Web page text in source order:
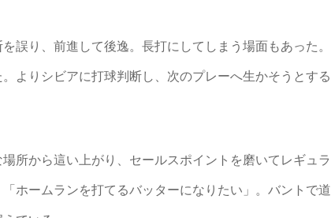
り、前進して後逸。長打にしてしまう場面もあった。
よりシビアに打球判断し、次のプレーへ生かそうとする
から這い上がり、セールスポイントを磨いてレギュラ
ホームランを打てるバッターになりたい」。バントで道